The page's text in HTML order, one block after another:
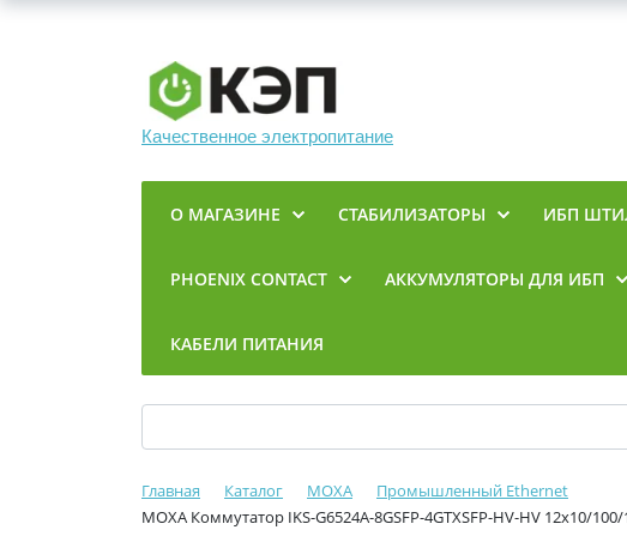
Качественное электропитание
О МАГАЗИНЕ СТАБИЛИЗАТОРЫ ИБП
PHOENIX CONTACT АККУМУЛЯТОРЫ ДЛЯ ИБП
КАБЕЛИ ПИТАНИЯ
Главная Каталог MOXA
Промышленный Ethernet
MOXA Коммутатор IKS-G6524A-8GSFP-4GTXSFP-HV-HV 12x10/